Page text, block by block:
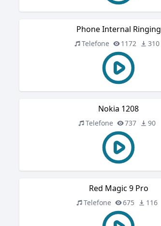
Phone Internal Ringing
Telefone 1172 310
Nokia 1208
Telefone 737 90
Red Magic 9 Pro
Telefone 675 116